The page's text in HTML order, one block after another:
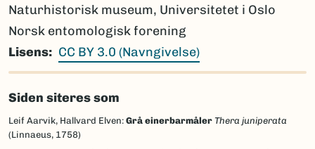
Naturhistorisk museum, Universitetet i Oslo
Norsk entomologisk forening
Lisens
CC BY 3.0 (Navngivelse)
Siden siteres som
Leif Aarvik, Hallvard Elven: Grå einerbarmåler Thera juniperata
(Linnaeus, 1758)